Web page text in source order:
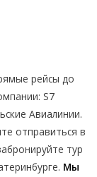
рейсы до
S7
Авиалинии.
отправиться в
тур
Мы